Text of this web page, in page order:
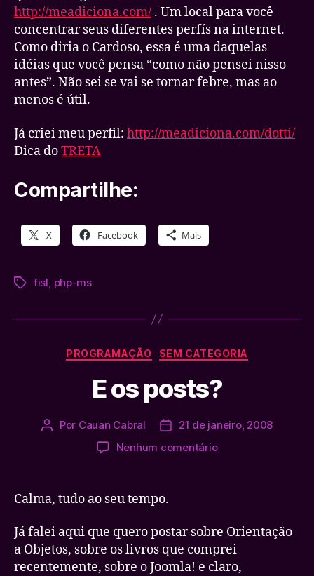
http://meadiciona.com/ . Um local para você
concentrar seus diferentes perfís na internet.
Como diria o Cardoso, essa é uma daquelas
idéias que você pensa “como não pensei nisso
antes”. Não sei se vai se tornar febre, mas ao
menos é útil.
Já criei meu perfil: http://meadiciona.com/dotti/
Dica doTRETA
Compartilhe:
X Facebook Mais
Tagsfisl, php-ms
Categorias
PROGRAMAÇÃO SEM CATEGORIA
E os posts?
Autor
Por Cauan Cabral
Data21 de janeiro, 2008
Nenhum comentárioem
Calma, tudo ao seu tempo.
Já falei aqui que quero postar sobre Orientação
a Objetos, sobre os livros que comprei
recentemente, sobre o Joomla! e claro,